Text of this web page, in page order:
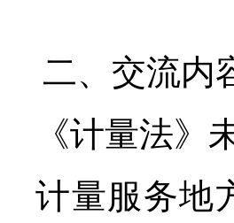
二、交流内
《计量法》
计量服务地